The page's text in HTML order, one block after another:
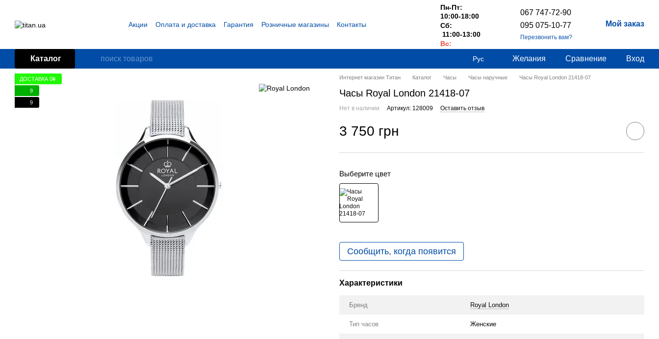
Акции Оплата и доставка Гарантия Розничные магазины
Контакты
Пн-Пт:
10:00-18:00
Сб:
11:00-13:00
Вс:
067 747-72-90
095 075-10-77
Перезвонить вам?
Мой заказ
Каталог Рус Желания Сравнение Вход
ДОСТАВКА 0₴
9
9
Интернет магазин Титан Каталог Часы Часы наручные Часы Royal London 21418-07
Часы Royal London 21418-07
Нет в наличии Артикул: 128009 Оставить отзыв
3 750 грн
Выберите цвет
Сообщить, когда появится
Характеристики
Бренд Royal London
Тип часов Женские